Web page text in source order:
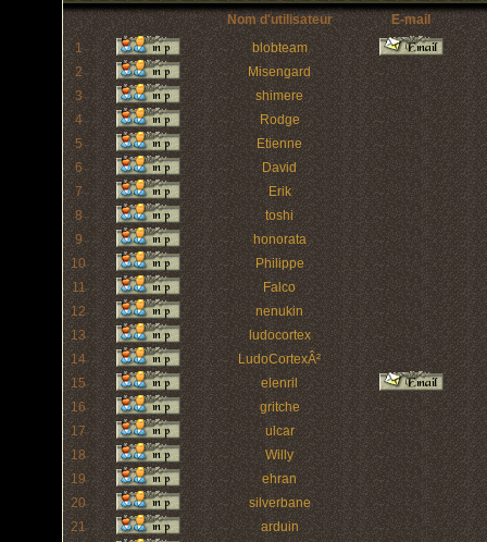
Nom d'utilisateur
E-mail
1
blobteam
2
Misengard
3
shimere
4
Rodge
5
Etienne
6
David
7
Erik
8
toshi
9
honorata
10
Philippe
11
Falco
12
nenukin
13
ludocortex
14
LudoCortexÂ²
15
elenril
16
gritche
17
ulcar
18
Willy
19
ehran
20
silverbane
21
arduin